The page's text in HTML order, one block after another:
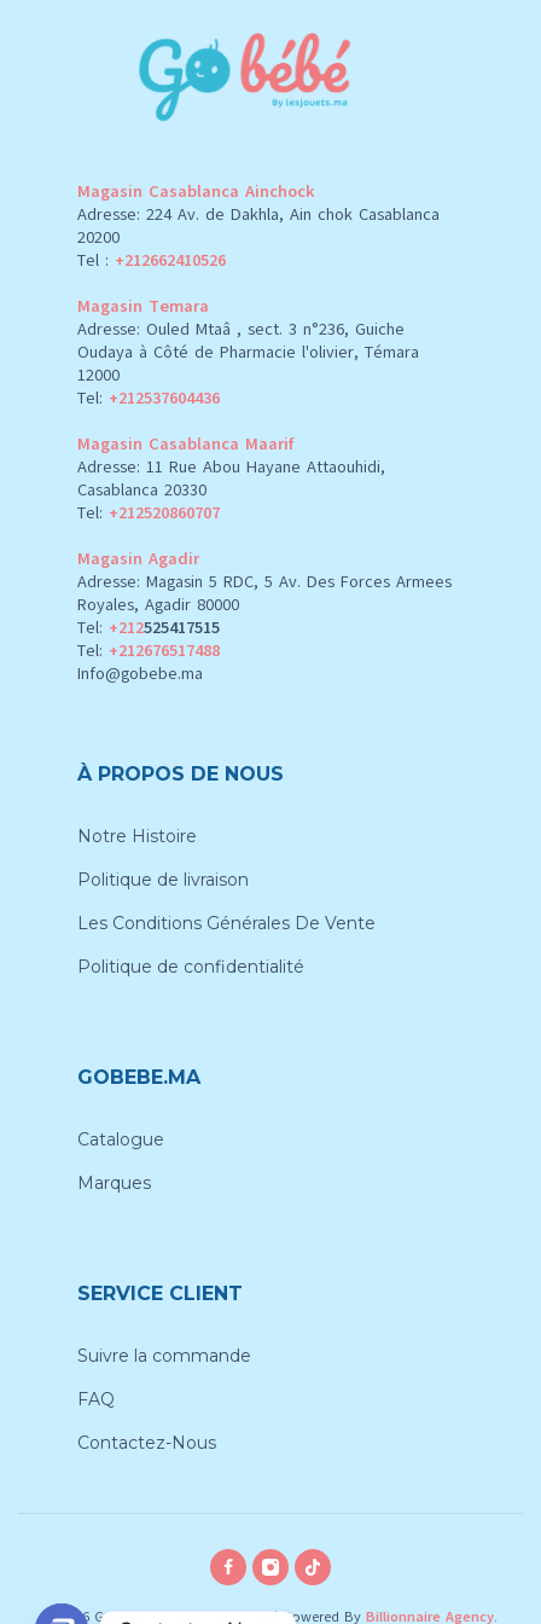
Magasin Casablanca Ainchock
Adresse: 224 Av. de Dakhla, Ain chok Casablanca
20200
Tel : +212662410526
Magasin Temara
Adresse: Ouled Mtaâ , sect. 3 n°236, Guiche
Oudaya à Côté de Pharmacie l'olivier, Témara
12000
Tel: +212537604436
Magasin Casablanca Maarif
Adresse: 11 Rue Abou Hayane Attaouhidi,
Casablanca 20330
Tel: +212520860707
Magasin Agadir
Adresse: Magasin 5 RDC, 5 Av. Des Forces Armees
Royales, Agadir 80000
Tel: +212525417515
Tel: +212676517488
Info@gobebe.ma
À PROPOS DE NOUS
Notre Histoire
Politique de livraison
Les Conditions Générales De Vente
Politique de confidentialité
GOBEBE.MA
Catalogue
Marques
SERVICE CLIENT
Suivre la commande
FAQ
Contactez-Nous
© 2026 Gobebe, All rights reserved|Powered By Billionnaire Agency.